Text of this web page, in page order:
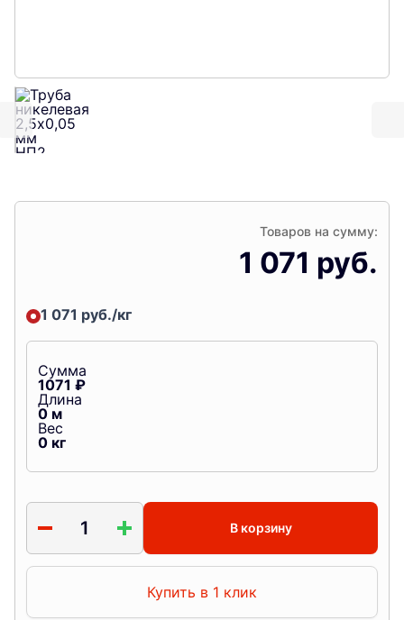
Товаров на сумму:
1 071 руб.
1 071 руб./кг
Сумма
1071 ₽
Длина
0м
Вес
0 кг
В корзину
Купить в 1 клик